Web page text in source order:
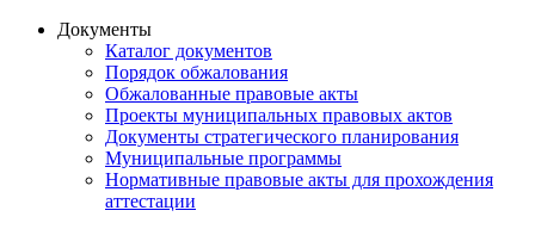
Документы
Каталог документов
Порядок обжалования
Обжалованные правовые акты
Проекты муниципальных правовых актов
Документы стратегического планирования
Муниципальные программы
Нормативные правовые акты для прохождения
аттестации